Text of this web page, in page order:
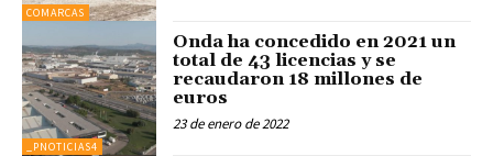
COMARCAS
_PNOTICIAS4
Onda ha concedido en 2021 un
total de 43 licencias y se
recaudaron 18 millones de
euros
23 de enero de 2022